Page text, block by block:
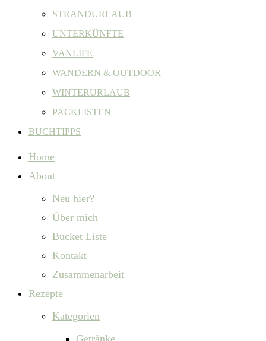
STRANDURLAUB
UNTERKÜNFTE
VANLIFE
WANDERN & OUTDOOR
WINTERURLAUB
PACKLISTEN
BUCHTIPPS
Home
About
Neu hier?
Über mich
Bucket Liste
Kontakt
Zusammenarbeit
Rezepte
Kategorien
Getränke